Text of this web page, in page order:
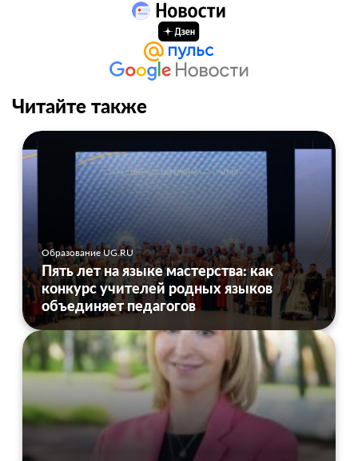
Читайте также
Образование UG.RU
Пять лет на языке мастерства: как
конкурс учителей родных языков
объединяет педагогов